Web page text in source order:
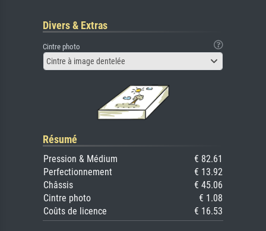
Divers & Extras
Cintre photo
Cintre à image dentelée
Résumé
Pression & Médium
€ 82.61
Perfectionnement
€ 13.92
Châssis
€ 45.06
Cintre photo
€ 1.08
Coûts de licence
€ 16.53